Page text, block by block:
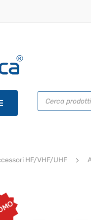
Ricerca
prodotti
HF/VHF/UHF